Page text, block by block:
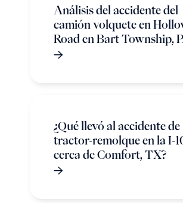
Análisis del accidente del
camión volquete en
Road en Bart Township,
¿Qué llevó al accidente de
tractor-remolque en la I-
cerca de Comfort, TX?